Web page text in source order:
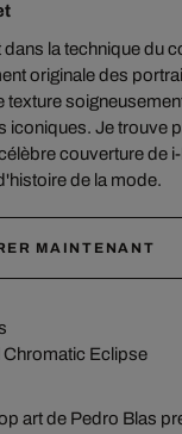
dans la technique du
originale des
texture
iconiques. Je trouve
couverture de
de la mode.
MAINTENANT
Chromatic Eclipse
art de Pedro Blas